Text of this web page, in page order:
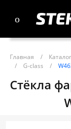
Главная /
/
G-class /
Стёкла